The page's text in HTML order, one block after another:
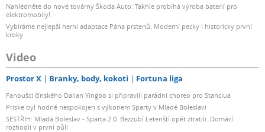
Nahlédněte do nové továrny Škoda Auto: Takhle probíhá výroba baterií pro
elektromobily!
Vybíráme nejlepší herní adaptace Pána prstenů. Moderní pecky i historicky první
kroky
Video
Prostor X Branky, body, kokoti Fortuna liga
Fanoušci čínského Dalian Yingbo si připravili parádní choreo pro Stanciua
Priske byl hodně nespokojen s výkonem Sparty v Mladé Boleslavi
SESTŘIH: Mladá Boleslav - Sparta 2:0. Bezzubí Letenští opět ztratili. Domácí
rozhodli v první půli